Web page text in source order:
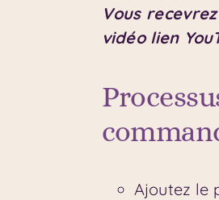
Vous
vidéo lien
Ajoutez le